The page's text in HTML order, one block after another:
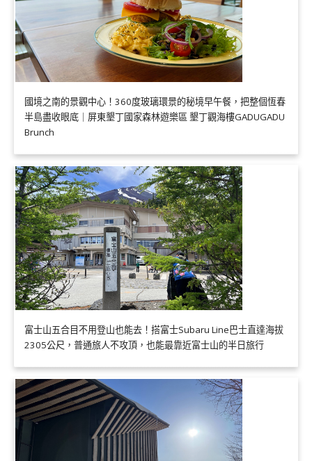
國境之南的景觀中心！360度玻璃環景的秘境早午餐，把整個恆春
半島盡收眼底｜屏東墾丁國家森林遊樂區 墾丁觀海樓GADUGADU
Brunch
富士山五合目不用登山也能去！搭富士Subaru Line巴士直達海拔
2305公尺，普通旅人不攻頂，也能最靠近富士山的半日旅行